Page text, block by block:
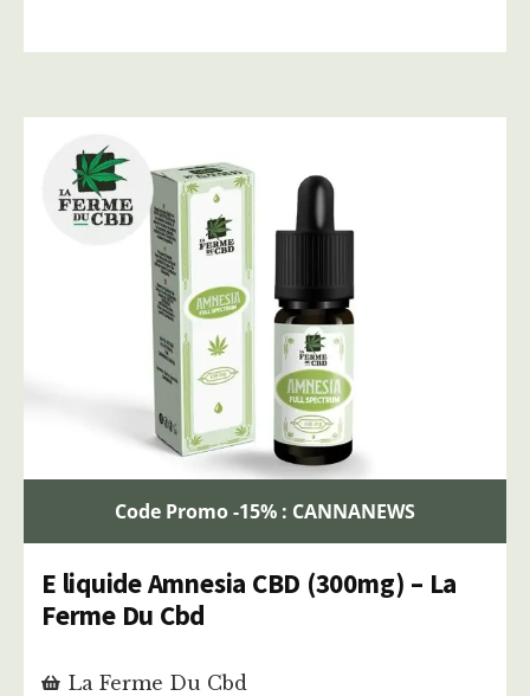
Code Promo -15% : CANNANEWS
E liquide Amnesia CBD (300mg) – La
Ferme Du Cbd
La Ferme Du Cbd